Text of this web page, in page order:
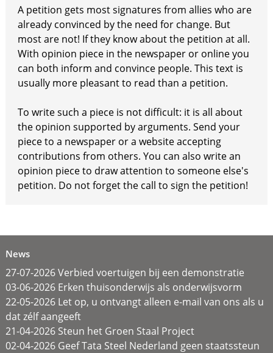
A petition gets most signatures from allies who are
already convinced by the need for change. But
most are not! If they know about the petition at all.
With opinion piece in the newspaper or online you
can both inform and convince people. This text is
usually more pleasant to read than a petition.
To write such a piece is not difficult: it is all about
the opinion supported by arguments. Send your
piece to a newspaper or a website accepting
contributions from others. You can also write an
opinion piece to draw attention to someone else's
petition. Do not forget the call to sign the petition!
News
27-07-2026 Verbied voertuigen bij een demonstratie
03-06-2026 Erken thuisonderwijs als onderwijsvorm
22-05-2026 Let op, u ontvangt alleen e-mail van ons als u
dat zélf aangeeft
21-04-2026 Steun het Groen Staal Project
02-04-2026 Geef Tata Steel Nederland geen staatssteun